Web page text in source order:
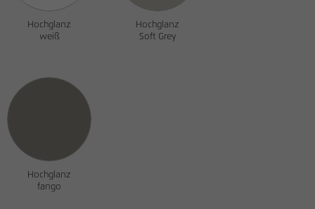
Hochglanz
weiß
Hochglanz
Soft Grey
Hochglanz
fango